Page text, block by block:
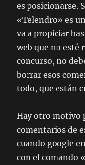
es posicionarse.
«Telendro» es
va a propiciar
web que no esté
concurso, no
borrar esos
todo, que están
Hay otro motivo
comentarios de
cuando google
con el comando